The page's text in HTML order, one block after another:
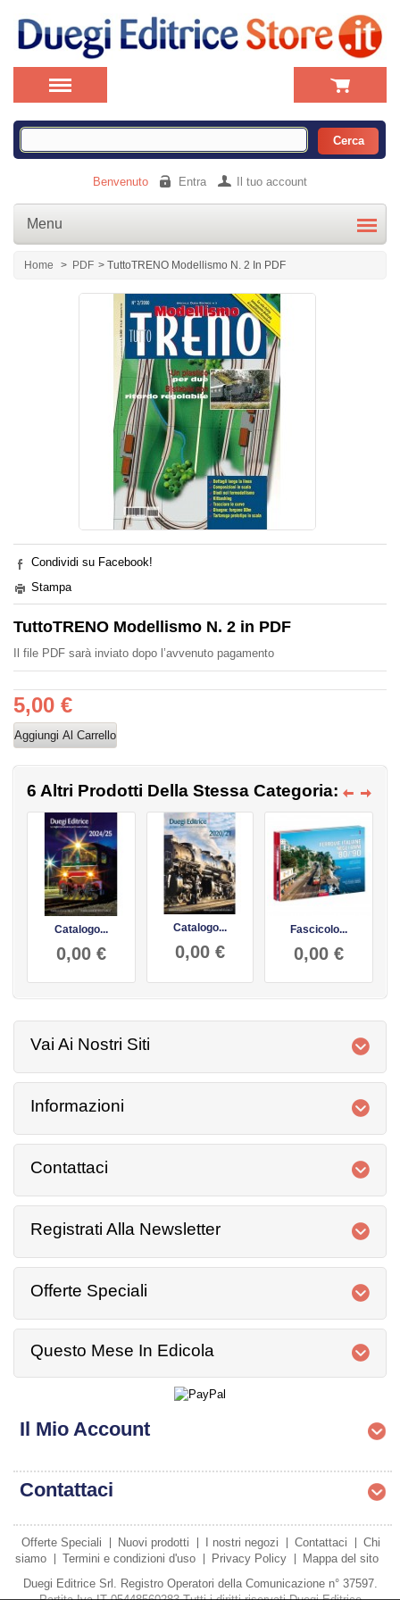
Benvenuto Entra Il tuo account
Menu
Home > PDF > TuttoTRENO Modellismo N. 2 In PDF
Condividi su Facebook!
Stampa
TuttoTRENO Modellismo N. 2 in PDF
Il file PDF sarà inviato dopo l’avvenuto pagamento
5,00 €
6 Altri Prodotti Della Stessa Categoria:
Catalogo...
0,00 €
Catalogo...
0,00 €
Fascicolo...
0,00 €
Vai Ai Nostri Siti
Informazioni
Contattaci
Registrati Alla Newsletter
Offerte Speciali
Questo Mese In Edicola
Il Mio Account
Contattaci
Offerte Speciali Nuovi prodotti I nostri negozi Contattaci
Chi
siamo
Termini e condizioni d'uso Privacy Policy
Mappa del sito
Duegi Editrice Srl. Registro Operatori della Comunicazione n° 37597.